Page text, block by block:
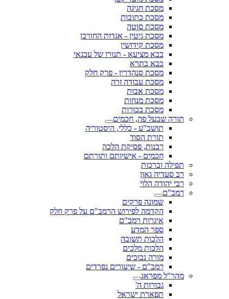
מסכת חגיגה
מסכת כתובות
מסכת סוטה
מסכת גיטין - אגדות החורבן
מסכת קידושין
בבא מציעא - תנורו של עכנאי
בבא בתרא
מסכת סנהדרין - פרק חלק
מסכת עבודה זרה
מסכת אבות
מסכת מנחות
מסכת בכורות
תורה שבעל פה, חכמים
תושב"ע - כללי, היסטוריה
תורת הסוד
רבנות, פסיקת הלכה
חכמים - אישיותם ותורתם
תפילה וברכות
רב סעדיה גאון
רבי יהודה הלוי
רמב"ם
שמונה פרקים
הקדמה לפירוש הרמב"ם על פרק חלק
איגרות רמב"ם
ספר המדע
הלכות תשובה
הלכות מלכים
מורה נבוכים
רמב"ם - שיעורים נפרדים
מהר"ל מפראג
גבורות ה'
תפארת ישראל